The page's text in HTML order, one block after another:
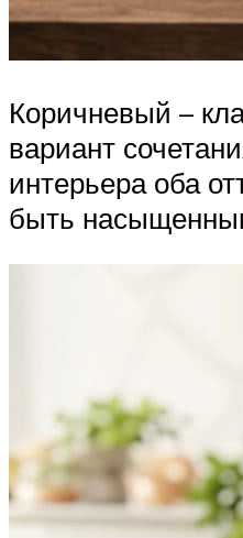
Коричневый –
вариант
интерьера оба
быть